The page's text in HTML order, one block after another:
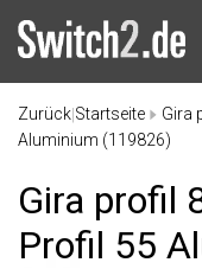
Zurück Startseite
Gira
Aluminium (119826)
Gira profil
Profil 55